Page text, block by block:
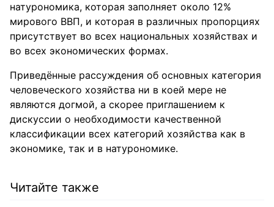
натурономика, которая заполняет около 12%
мирового ВВП, и которая в различных пропорциях
присутствует во всех национальных хозяйствах и
во всех экономических формах.
Приведённые рассуждения об основных категория
человеческого хозяйства ни в коей мере не
являются догмой, а скорее приглашением к
дискуссии о необходимости качественной
классификации всех категорий хозяйства как в
экономике, так и в натурономике.
Читайте также